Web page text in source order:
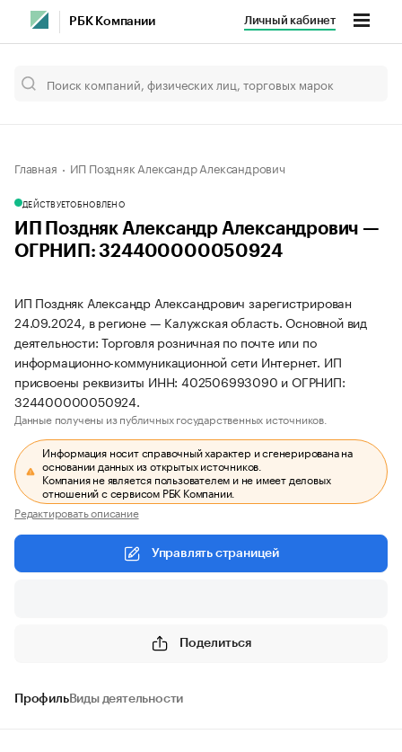
РБК Компании Личный кабинет
Главная ИП Поздняк Александр Александрович
ДЕЙСТВУЕТОБНОВЛЕНО
ИП Поздняк Александр Александрович —
ОГРНИП: 324400000050924
ИП Поздняк Александр Александрович зарегистрирован
24.09.2024, в регионе — Калужская область. Основной вид
деятельности: Торговля розничная по почте или по
информационно-коммуникационной сети Интернет. ИП
присвоены реквизиты ИНН: 402506993090 и ОГРНИП:
324400000050924.
Данные получены из публичных государственных источников.
Информация носит справочный характер и сгенерирована на
основании данных из открытых источников.
Компания не является пользователем и не имеет деловых
отношений с сервисом РБК Компании.
Редактировать описание
Управлять страницей
Поделиться
ПрофильВиды деятельности